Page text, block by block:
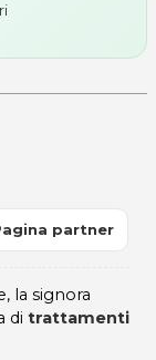
partner
la signora
di trattamenti